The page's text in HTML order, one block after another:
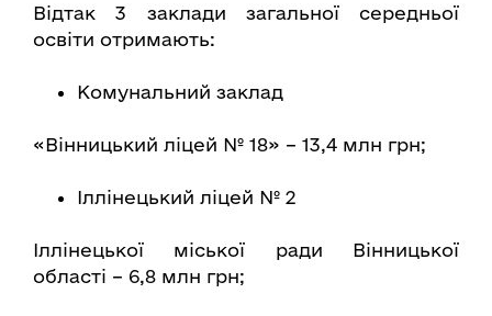
Відтак 3 заклади загальної середньої
освіти отримають:
Комунальний заклад
«Вінницький ліцей № 18» – 13,4 млн грн;
Іллінецький ліцей № 2
Іллінецької міської ради Вінницької
області – 6,8 млн грн;